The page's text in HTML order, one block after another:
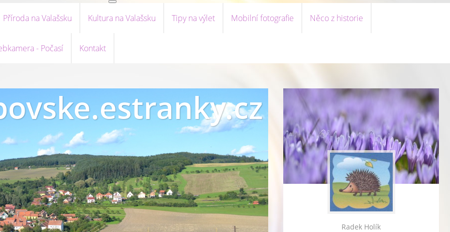
Příroda na Valašsku Kultura na Valašsku Tipy na výlet Mobilní fotografie Něco z historie
- Počasí Kontakt
Radek Holík